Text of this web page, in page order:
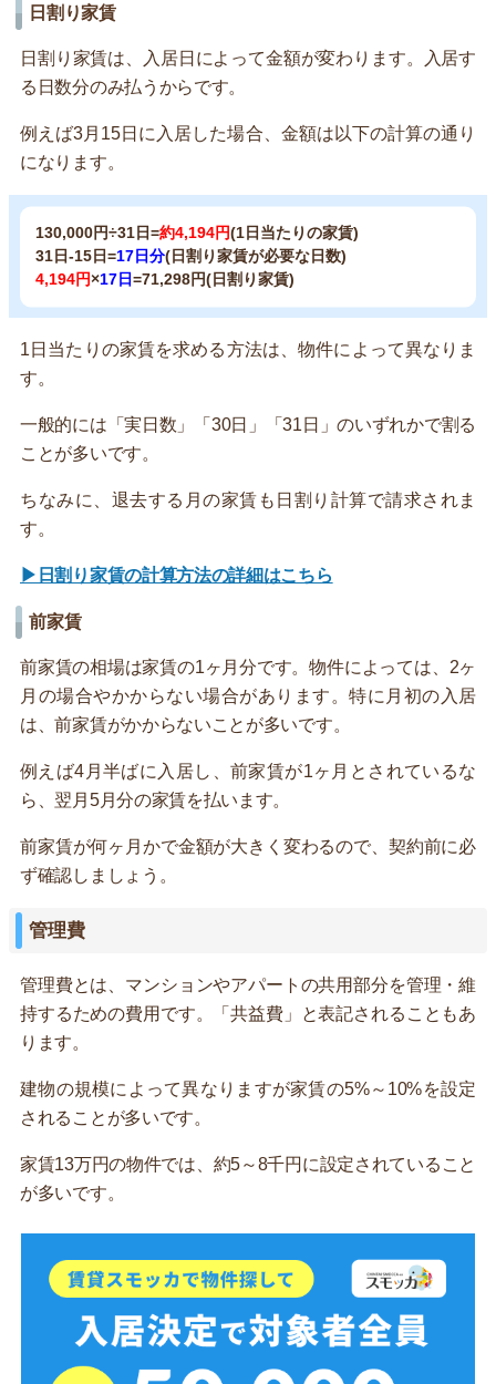
日割り家賃
日割り家賃は、入居日によって金額が変わります。入居す
る日数分のみ払うからです。
例えば3月15日に入居した場合、金額は以下の計算の通り
になります。
130,000円÷31日=約4,194円(1日当たりの家賃)
31日-15日=17日分(日割り家賃が必要な日数)
4,194円×17日=71,298円(日割り家賃)
1日当たりの家賃を求める方法は、物件によって異なりま
す。
一般的には「実日数」「30日」「31日」のいずれかで割る
ことが多いです。
ちなみに、退去する月の家賃も日割り計算で請求されま
す。
▶日割り家賃の計算方法の詳細はこちら
前家賃
前家賃の相場は家賃の1ヶ月分です。物件によっては、2ヶ
月の場合やかからない場合があります。特に月初の入居
は、前家賃がかからないことが多いです。
例えば4月半ばに入居し、前家賃が1ヶ月とされているな
ら、翌月5月分の家賃を払います。
前家賃が何ヶ月かで金額が大きく変わるので、契約前に必
ず確認しましょう。
管理費
管理費とは、マンションやアパートの共用部分を管理・維
持するための費用です。「共益費」と表記されることもあ
ります。
建物の規模によって異なりますが家賃の5%～10%を設定
されることが多いです。
家賃13万円の物件では、約5～8千円に設定されていること
が多いです。